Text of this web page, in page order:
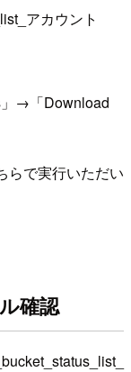
アカウント
→「Download
らで実行いただい
確認